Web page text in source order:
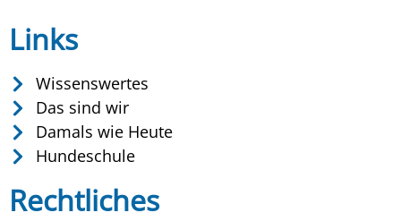
Links
Wissenswertes
Das sind wir
Damals wie Heute
Hundeschule
Rechtliches